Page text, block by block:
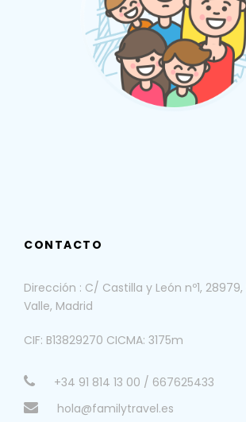
CONTACTO
Dirección : C/ Castilla y León nº1,
Valle, Madrid
CIF: B13829270 CICMA: 3175m
+34 91 814 13 00 / 667625433
hola@familytravel.es